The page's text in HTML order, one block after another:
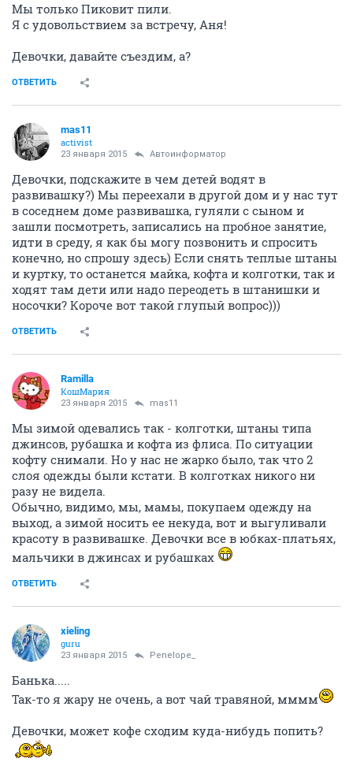
Мы только Пиковит пили.
Я с удовольствием за встречу, Аня!
Девочки, давайте съездим, а?
ОТВЕТИТЬ
mas11
activist
23 января 2015 Автоинформатор
Девочки, подскажите в чем детей водят в
развивашку?) Мы переехали в другой дом и у нас тут
в соседнем доме развивашка, гуляли с сыном и
зашли посмотреть, записались на пробное занятие,
идти в среду, я как бы могу позвонить и спросить
конечно, но спрошу здесь) Если снять теплые штаны
и куртку, то останется майка, кофта и колготки, так и
ходят там дети или надо переодеть в штанишки и
носочки? Короче вот такой глупый вопрос)))
ОТВЕТИТЬ
Ramilla
КошМария
23 января 2015 mas11
Мы зимой одевались так - колготки, штаны типа
джинсов, рубашка и кофта из флиса. По ситуации
кофту снимали. Но у нас не жарко было, так что 2
слоя одежды были кстати. В колготках никого ни
разу не видела.
Обычно, видимо, мы, мамы, покупаем одежду на
выход, а зимой носить ее некуда, вот и выгуливали
красоту в развивашке. Девочки все в юбках-платьях,
мальчики в джинсах и рубашках
ОТВЕТИТЬ
xieling
guru
23 января 2015 Penelope_
Банька.....
Так-то я жару не очень, а вот чай травяной, мммм
Девочки, может кофе сходим куда-нибудь попить?